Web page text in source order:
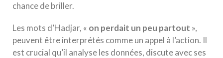
chance de briller.
Les mots d’Hadjar, « on perdait un peu partout »,
peuvent être interprétés comme un appel à l’action. Il
est crucial qu’il analyse les données, discute avec ses